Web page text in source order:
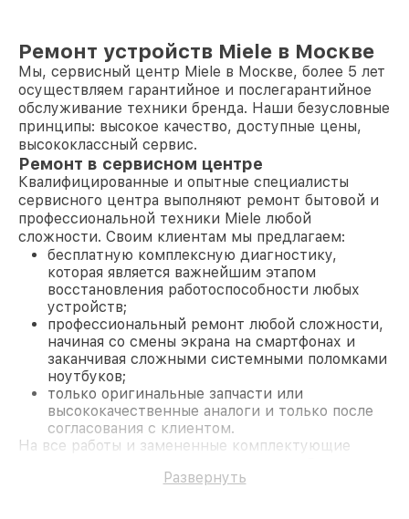
Ремонт устройств Miele в Москве
Мы, сервисный центр Miele в Москве, более 5 лет
осуществляем гарантийное и послегарантийное
обслуживание техники бренда. Наши безусловные
принципы: высокое качество, доступные цены,
высококлассный сервис.
Ремонт в сервисном центре
Квалифицированные и опытные специалисты
сервисного центра выполняют ремонт бытовой и
профессиональной техники Miele любой
сложности. Своим клиентам мы предлагаем:
бесплатную комплексную диагностику,
которая является важнейшим этапом
восстановления работоспособности любых
устройств;
профессиональный ремонт любой сложности,
начиная со смены экрана на смартфонах и
заканчивая сложными системными поломками
ноутбуков;
только оригинальные запчасти или
высококачественные аналоги и только после
согласования с клиентом.
На все работы и замененные комплектующие
поломки по условиям гарантии, мы бесплатно
Развернуть